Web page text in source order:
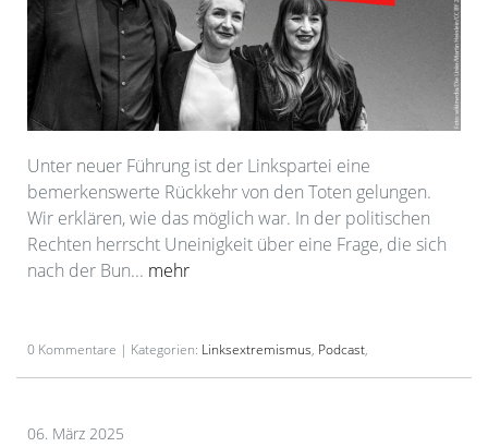
Unter neuer Führung ist der Linkspartei eine
bemerkenswerte Rückkehr von den Toten gelungen.
Wir erklären, wie das möglich war. In der politischen
Rechten herrscht Uneinigkeit über eine Frage, die sich
nach der Bun... mehr
0 Kommentare | Kategorien: Linksextremismus, Podcast,
06. März 2025